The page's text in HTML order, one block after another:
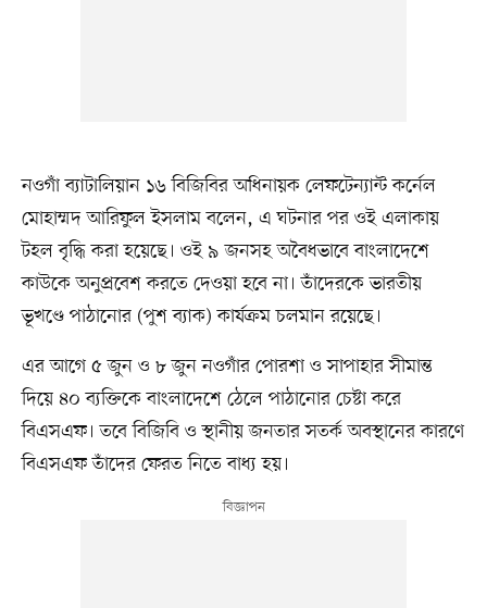
নওগাঁ ব্যাটালিয়ান ১৬ বিজিবির অধিনায়ক লেফটেন্যান্ট কর্নেল
মোহাম্মদ আরিফুল ইসলাম বলেন, এ ঘটনার পর ওই এলাকায়
টহল বৃদ্ধি করা হয়েছে। ওই ৯ জনসহ অবৈধভাবে বাংলাদেশে
কাউকে অনুপ্রবেশ করতে দেওয়া হবে না। তাঁদেরকে ভারতীয়
ভূখণ্ডে পাঠানোর (পুশ ব্যাক) কার্যক্রম চলমান রয়েছে।
এর আগে ৫ জুন ও ৮ জুন নওগাঁর পোরশা ও সাপাহার সীমান্ত
দিয়ে ৪০ ব্যক্তিকে বাংলাদেশে ঠেলে পাঠানোর চেষ্টা করে
বিএসএফ। তবে বিজিবি ও স্থানীয় জনতার সতর্ক অবস্থানের কারণে
বিএসএফ তাঁদের ফেরত নিতে বাধ্য হয়।